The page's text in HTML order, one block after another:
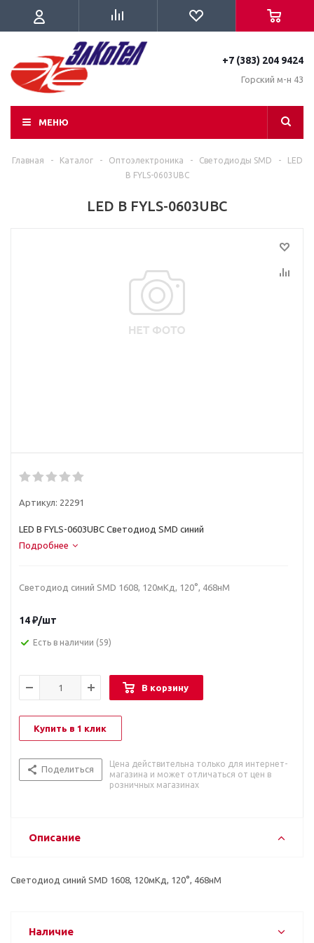
+7 (383) 204 9424
Горский м-н 43
МЕНЮ
Главная - Каталог - Оптоэлектроника - Светодиоды SMD -
LED
B FYLS-0603UBC
LED B FYLS-0603UBC
Артикул: 22291
LED B FYLS-0603UBC Светодиод SMD синий
Подробнее
Светодиод синий SMD 1608, 120мКд, 120°, 468нМ
14₽/шт
Есть в наличии (59)
В корзину
Купить в 1 клик
Поделиться
Цена действительна только для интернет-
магазина и может отличаться от цен в
розничных магазинах
Описание
Светодиод синий SMD 1608, 120мКд, 120°, 468нМ
Наличие